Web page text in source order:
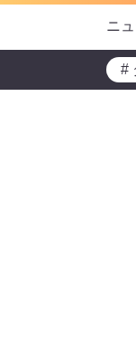
ニ
#